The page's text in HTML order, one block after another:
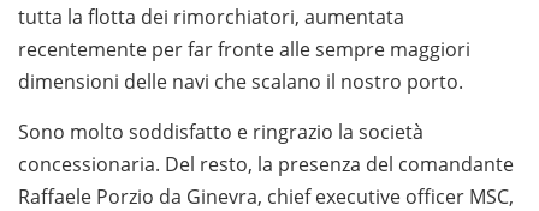
tutta la flotta dei rimorchiatori, aumentata
recentemente per far fronte alle sempre maggiori
dimensioni delle navi che scalano il nostro porto.
Sono molto soddisfatto e ringrazio la società
concessionaria. Del resto, la presenza del comandante
Raffaele Porzio da Ginevra, chief executive officer MSC,